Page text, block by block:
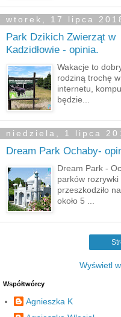
wtorek, 17 lipca
Park Dzikich Zwierząt w
Kadzidłowie - opinia.
Wakacje to
rodziną trochę
internetu,
będzie...
niedziela, 1 lipca
Dream Park Ochaby-
Dream Park -
parków
przeszkodziło
około 5 ...
Wyświetl
Współtwórcy
Agnieszka K